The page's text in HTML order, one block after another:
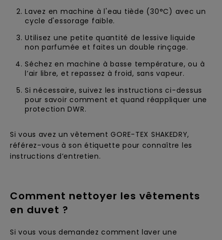
Lavez en machine à l'eau tiède (30°C) avec un
cycle d'essorage faible.
Utilisez une petite quantité de lessive liquide
non parfumée et faites un double rinçage.
Séchez en machine à basse température, ou à
l’air libre, et repassez à froid, sans vapeur.
Si nécessaire, suivez les instructions ci-dessus
pour savoir comment et quand réappliquer une
protection DWR.
Si vous avez un vêtement GORE-TEX SHAKEDRY,
référez-vous à son étiquette pour connaître les
instructions d’entretien.
Comment nettoyer les vêtements
en duvet ?
Si vous vous demandez comment laver une